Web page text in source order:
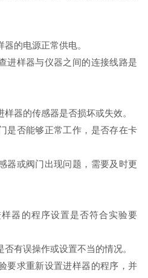
的电源正常供电。
样器与仪器之间的连接线路是
器的传感器是否损坏或失效。
否能够正常工作，是否存在卡
或阀门出现问题，需要及时更
的程序设置是否符合实验要
有误操作或设置不当的情况。
求重新设置进样器的程序，并